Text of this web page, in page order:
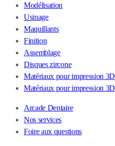
Modélisation
Usinage
Maquillants
Finition
Assemblage
Disques zircone
Matériaux pour impression 3D
Matériaux pour impression 3D
Arcade Dentaire
Nos services
Foire aux questions